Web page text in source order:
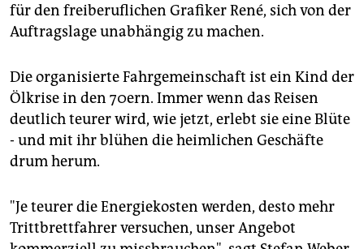
für den freiberuflichen Grafiker René, sich von der
Auftragslage unabhängig zu machen.
Die organisierte Fahrgemeinschaft ist ein Kind der
Ölkrise in den 70ern. Immer wenn das Reisen
deutlich teurer wird, wie jetzt, erlebt sie eine Blüte
- und mit ihr blühen die heimlichen Geschäfte
drum herum.
"Je teurer die Energiekosten werden, desto mehr
Trittbrettfahrer versuchen, unser Angebot